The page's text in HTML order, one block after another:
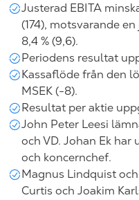
Justerad EBITA
(174), motsvarande
8,4 % (9,6).
Periodens resultat
Kassaflöde från den
MSEK (-8).
Resultat per aktie
John Peter Leesi
och VD. Johan Ek
och koncernchef.
Magnus Lindquist
Curtis och Joakim